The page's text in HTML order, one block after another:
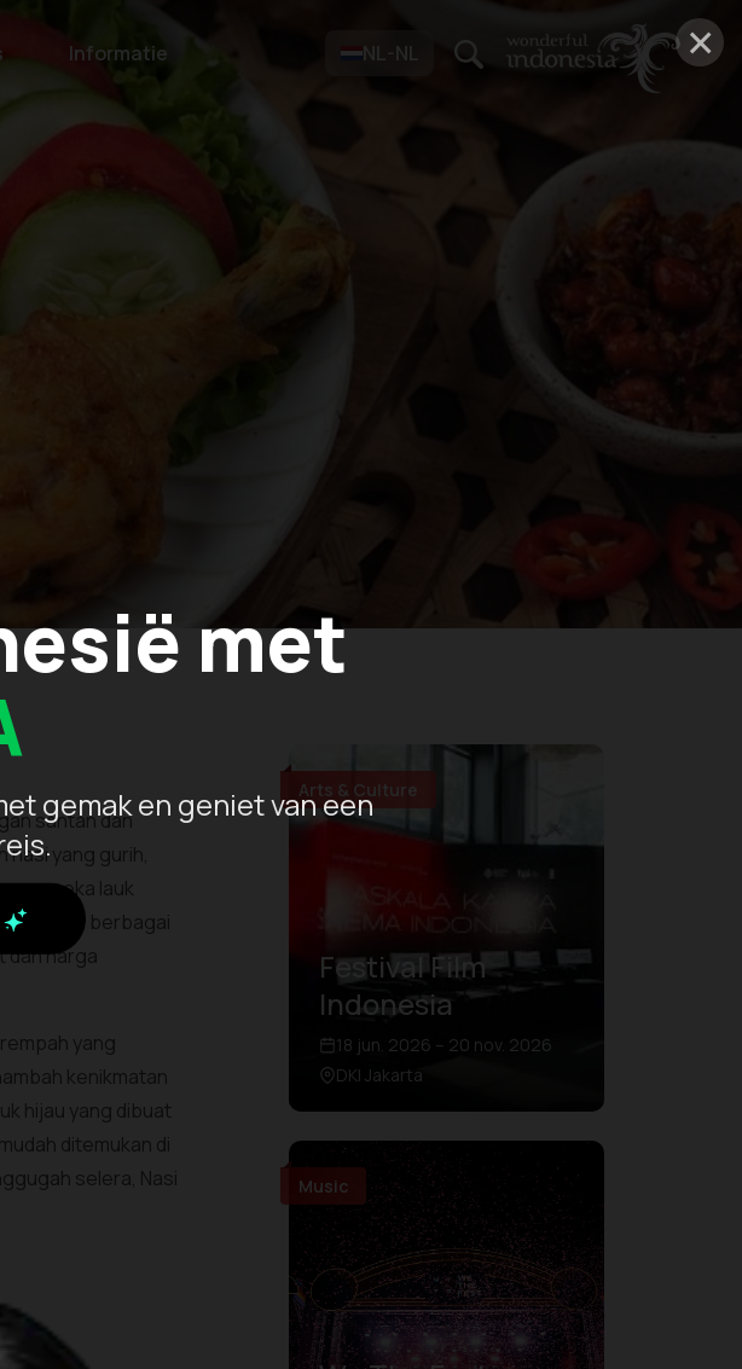
×
met
gemak en geniet van een
Informatie NL-NL
santan dan
nasi yang gurih,
aneka lauk
di berbagai
dan harga
yang
kenikmatan
hijau yang dibuat
ditemukan di
selera, Nasi
Arts & Culture
Festival Film
Indonesia
18 jun. 2026 – 20 nov. 2026
DKI Jakarta
Music